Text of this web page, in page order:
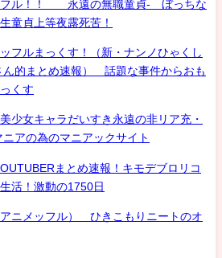
フル！！ 永遠の無職童貞- ぼっちな
童貞上等夜露死苦！
フルまっくす！（新・ナンノひゃくし
ん的まとめ速報） 話題な事件からおも
くす
少女キャラだいすき永遠の非リア充・
アの為のマニアックサイト
まとめ速報！キモデブロリコ
活！激動の1750日
ニメッフル） ひきこもりニートのオ